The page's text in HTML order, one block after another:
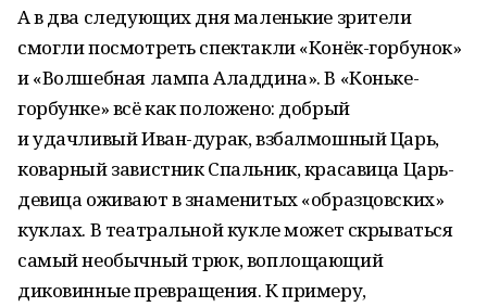
А в два следующих дня маленькие зрители
смогли посмотреть спектакли «Конёк-горбунок»
и «Волшебная лампа Аладдина». В «Коньке-
горбунке» всё как положено: добрый
и удачливый Иван-дурак, взбалмошный Царь,
коварный завистник Спальник, красавица Царь-
девица оживают в знаменитых «образцовских»
куклах. В театральной кукле может скрываться
самый необычный трюк, воплощающий
диковинные превращения. К примеру,